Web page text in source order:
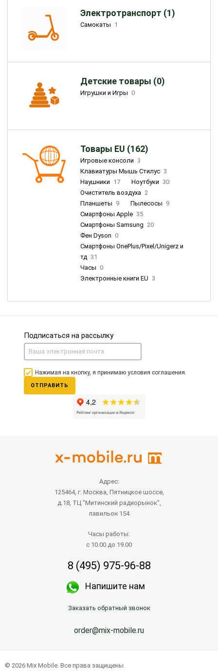
Электротранспорт (1)
Самокаты 1
Детские товары (0)
Игрушки и Игры 0
Товары EU (162)
Игровые консоли 3
Клавиатуры Мышь Стилус 3
Наушники 17 Ноутбуки 30
Очиститель воздуха 2
Планшеты 9 Пылесосы 9
Смартфоны Apple 35
Смартфоны Samsung 20
Фен Dyson 0
Смартфоны OnePlus/Pixel/Unigerz и
тд 31
Часы 0
Электронные книги EU 3
Подписаться на рассылку
Нажимая на кнопку, я принимаю условия соглашения.
ОТПРАВИТЬ
Адрес:
125464, г. Москва, Пятницкое шоссе,
д.18, ТЦ "Митинский радиорынок",
павильон 154
Часы работы:
с 10.00 до 19.00
8 (495) 975-96-88
Напишите нам
Заказать обратный звонок
order@mix-mobile.ru
© 2026 Mix Mobile. Все права защищены.